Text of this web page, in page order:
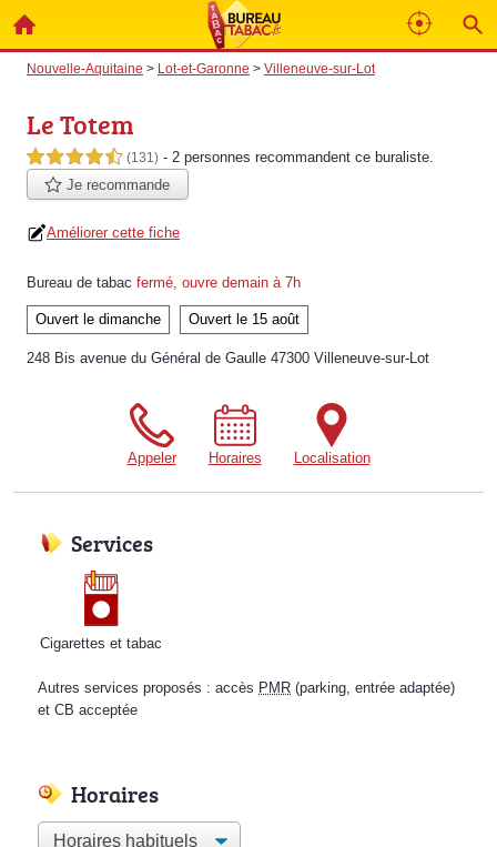
Nouvelle-Aquitaine > Lot-et-Garonne > Villeneuve-sur-Lot
Le Totem
4,5 étoiles sur 5 (131) - 2 personnes recommandent ce buraliste.
Je recommande
Améliorer cette fiche
Bureau de tabac fermé, ouvre demain à 7h
Ouvert le dimanche Ouvert le 15 août
248 Bis avenue du Général de Gaulle 47300 Villeneuve-sur-Lot
Appeler Horaires Localisation
Services
Cigarettes et tabac
Autres services proposés : accès PMR (parking, entrée adaptée)
et CB acceptée
Horaires